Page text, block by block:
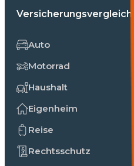
Versicherungsvergleiche
Auto
Motorrad
Haushalt
Eigenheim
Reise
Rechtsschutz